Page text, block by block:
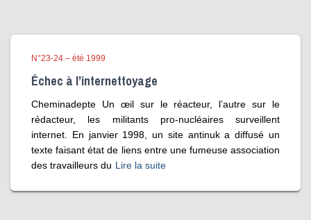
N°23-24 – été 1999
Échec à l’internettoyage
Cheminadepte Un œil sur le réacteur, l’autre sur le
rédacteur, les militants pro-nucléaires surveillent
internet. En janvier 1998, un site antinuk a diffusé un
texte faisant état de liens entre une fumeuse association
des travailleurs du Lire la suite